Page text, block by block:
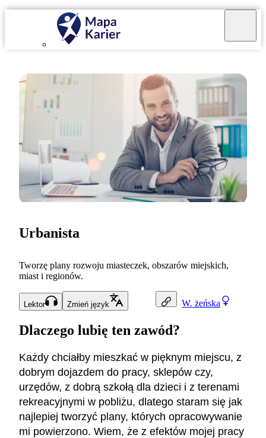
W. żeńska
Urbanista
Tworzę plany rozwoju miasteczek, obszarów miejskich,
miast i regionów.
Lektor Zmień język
Dlaczego lubię ten zawód?
Każdy chciałby mieszkać w pięknym miejscu, z
dobrym dojazdem do pracy, sklepów czy,
urzędów, z dobrą szkołą dla dzieci i z terenami
rekreacyjnymi w pobliżu, dlatego staram się jak
najlepiej tworzyć plany, których opracowywanie
mi powierzono. Wiem, że z efektów mojej pracy